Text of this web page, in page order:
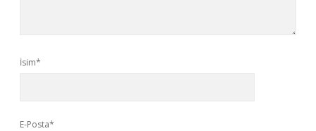
İsim*
E-Posta*